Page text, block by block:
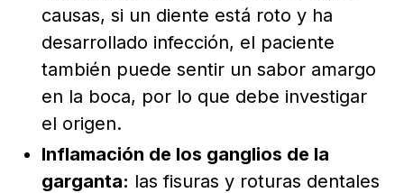
causas, si un diente está roto y ha
desarrollado infección, el paciente
también puede sentir un sabor amargo
en la boca, por lo que debe investigar
el origen.
Inflamación de los ganglios de la
garganta: las fisuras y roturas dentales